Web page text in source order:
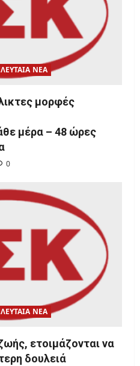
ΝΕΑ
μορφές
μέρα – 48 ώρες
0
ΝΕΑ
ετοιμάζονται να
δουλειά